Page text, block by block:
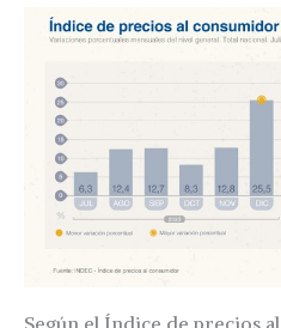
Según el Índice de precios